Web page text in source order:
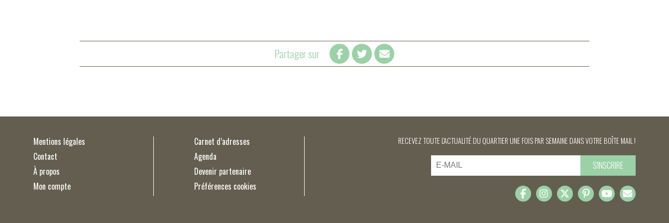
Partager sur
Mentions légales
Contact
À propos
Mon compte
Carnet d’adresses
Agenda
Devenir partenaire
Préférences cookies
RECEVEZ TOUTE L'ACTUALITÉ DU QUARTIER UNE FOIS PAR SEMAINE DANS VOTRE BOÎTE MAIL !